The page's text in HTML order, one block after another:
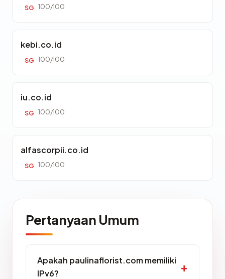
SG 100/100
kebi.co.id
SG 100/100
iu.co.id
SG 100/100
alfascorpii.co.id
SG 100/100
Pertanyaan Umum
Apakah paulinaflorist.com memiliki
IPv6?